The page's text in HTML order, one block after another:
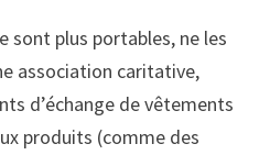
sont plus portables, ne les
association caritative,
d’échange de vêtements
produits (comme des